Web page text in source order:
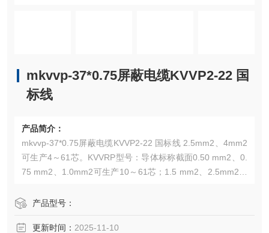
mkvvp-37*0.75屏蔽电缆KVVP2-22 国
标线
产品简介：
mkvvp-37*0.75屏蔽电缆KVVP2-22 国标线 2.5mm2、4mm2
可生产4～61芯。KVVRP型号：导体标称截面0.50 mm2、0.
75 mm2、1.0mm2可生产10～61芯；1.5 mm2、2.5mm2、
10、12、14、16、19、24、27、30、37、44、48、52和61
产品型号：
更新时间： 2025-11-10